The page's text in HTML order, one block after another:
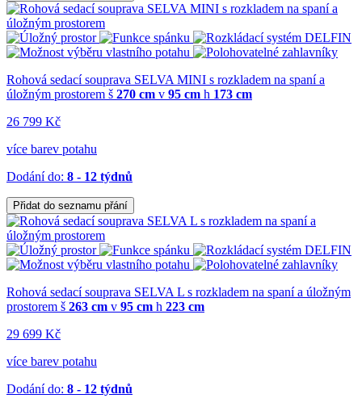
Rohová sedací souprava SELVA MINI s rozkladem na spaní a
úložným prostorem š 270 cm v 95 cm h 173 cm
26 799 Kč
více barev potahu
Dodání do: 8 - 12 týdnů
Přidat do seznamu přání
Rohová sedací souprava SELVA L s rozkladem na spaní a úložným
prostorem š 263 cm v 95 cm h 223 cm
29 699 Kč
více barev potahu
Dodání do: 8 - 12 týdnů